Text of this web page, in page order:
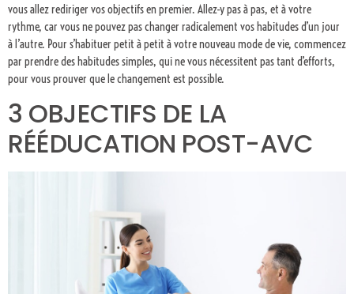
vous allez rediriger vos objectifs en premier. Allez-y pas à pas, et à votre
rythme, car vous ne pouvez pas changer radicalement vos habitudes d’un jour
à l’autre. Pour s’habituer petit à petit à votre nouveau mode de vie, commencez
par prendre des habitudes simples, qui ne vous nécessitent pas tant d’efforts,
pour vous prouver que le changement est possible.
3 OBJECTIFS DE LA
RÉÉDUCATION POST-AVC